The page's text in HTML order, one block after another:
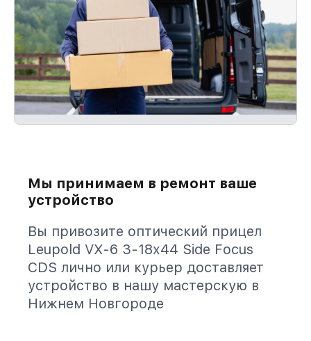
Мы принимаем в ремонт ваше
устройство
Вы привозите оптический прицел
Leupold VX-6 3-18x44 Side Focus
CDS лично или курьер доставляет
устройство в нашу мастерскую в
Нижнем Новгороде